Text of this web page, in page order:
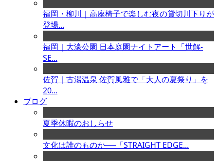
福岡・柳川｜高座椅子で楽しむ夜の貸切川下りが
登場...
福岡｜大濠公園 日本庭園ナイトアート「世解-
SE...
佐賀｜古湯温泉 佐賀風雅で「大人の夏祭り」を
20...
ブログ
夏季休暇のおしらせ
文化は誰のものか──「STRAIGHT EDGE...